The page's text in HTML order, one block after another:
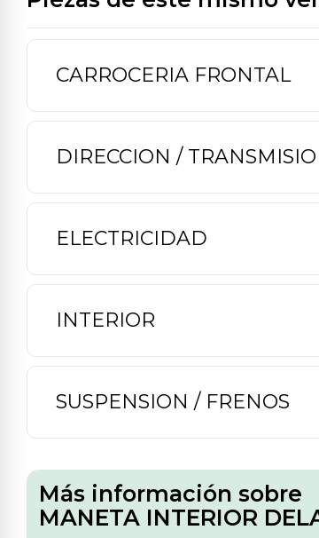
CARROCERIA FRONTAL
DIRECCION /
ELECTRICIDAD
INTERIOR
SUSPENSION / FRENOS
Más información sobre
MANETA INTERIOR